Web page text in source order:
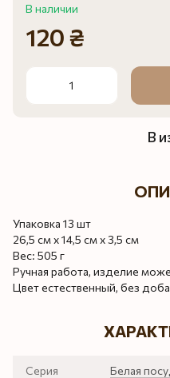
В наличии
120 ₴
В
Упаковка 13 шт
26,5 см х 14,5 см х 3,5 см
Вес: 505 г
Ручная работа, изделие
Цвет естественный, без
Серия Белая